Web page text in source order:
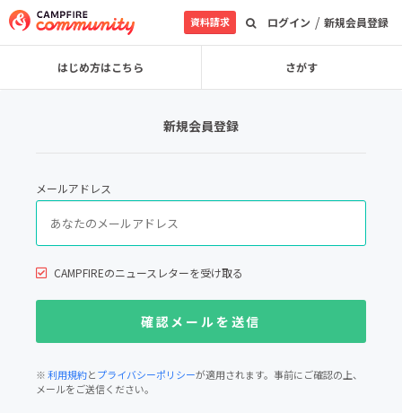
ログイン / 新規会員登録
資料請求
はじめ方はこちら さがす
新規会員登録
メールアドレス
CAMPFIREのニュースレターを受け取る
※利用規約とプライバシーポリシーが適用されます。事前にご確認の上、
メールをご送信ください。